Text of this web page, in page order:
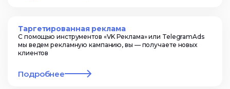
Таргетированная реклама
С помощью инструментов «VK Реклама» или TelegramAds
мы ведем рекламную кампанию, вы — получаете новых
клиентов
Подробнее